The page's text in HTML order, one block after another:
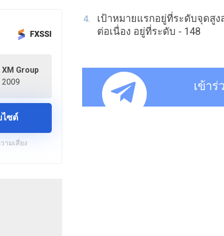
FXSSI
XM Group
2009
ไซต์
ามเสี่ยง
เป้าหมายแรกอยู่ที่ระดับจุดสู
ต่อเนื่อง อยู่ที่ระดับ - 148
เข้าร่